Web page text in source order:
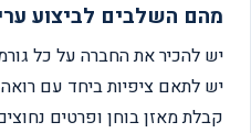
מהם השלבים לביצוע
יש להכיר את החברה על כל
יש לתאם ציפיות ביחד עם רואה
קבלת מאזן בוחן ופרטים